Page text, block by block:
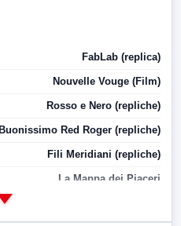
FabLab (replica)
Nouvelle Vouge (Film)
Rosso e Nero (repliche)
Buonissimo Red Roger (repliche)
Fili Meridiani (repliche)
La Mappa dei Piaceri